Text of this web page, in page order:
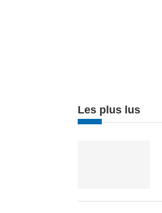
Les plus lus